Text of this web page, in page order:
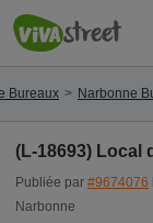
Bureaux Narbonne
(L-18693) Local
Publiée par #9674076
Narbonne